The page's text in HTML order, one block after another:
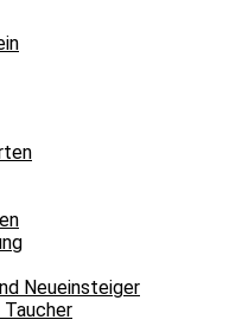
Neueinsteiger